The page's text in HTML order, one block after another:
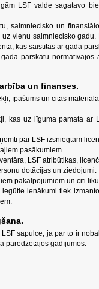
LSF valde sagatavo
saimniecisko un
vienu saimniecisko
kas saistītas ar gada
pārskatu
un finanses.
īpašums un citas
kas uz līguma pamata
par LSF izsniegtām
pasākumiem.
LSF atribūtikas,
dotācijas un ziedojumi.
pakalpojumiem un citi
ienākumi tiek
sapulce, ja par to ir
paredzētajos gadījumos.